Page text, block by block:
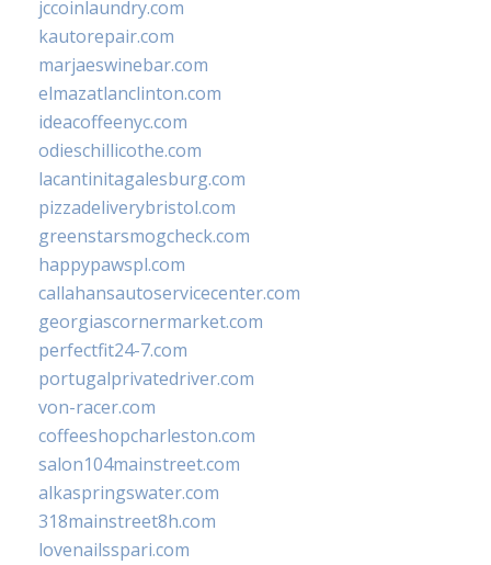
jccoinlaundry.com
kautorepair.com
marjaeswinebar.com
elmazatlanclinton.com
ideacoffeenyc.com
odieschillicothe.com
lacantinitagalesburg.com
pizzadeliverybristol.com
greenstarsmogcheck.com
happypawspl.com
callahansautoservicecenter.com
georgiascornermarket.com
perfectfit24-7.com
portugalprivatedriver.com
von-racer.com
coffeeshopcharleston.com
salon104mainstreet.com
alkaspringswater.com
318mainstreet8h.com
lovenailsspari.com